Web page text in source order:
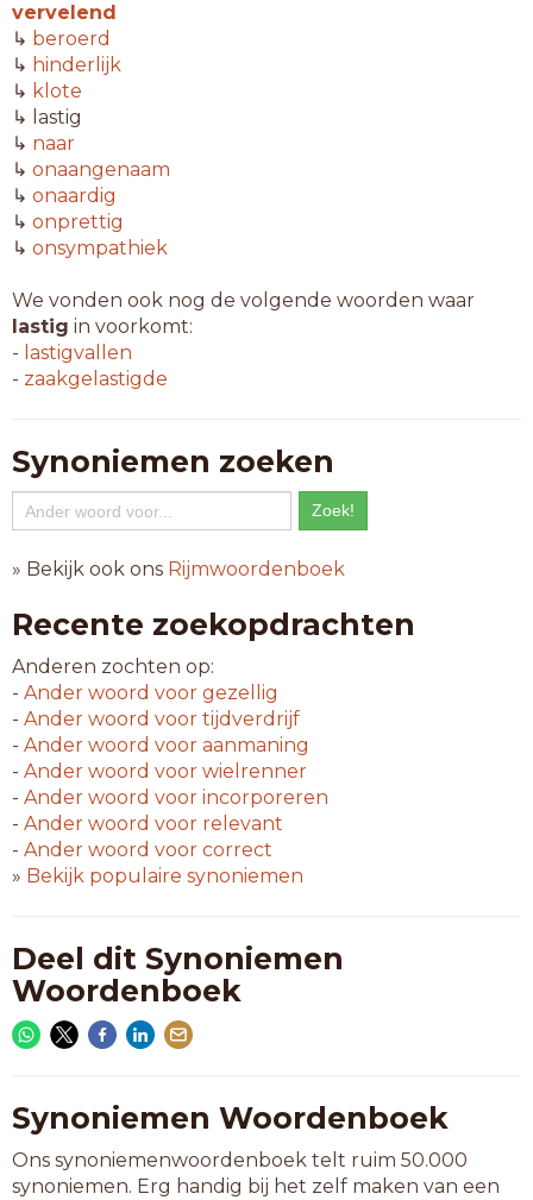
vervelend
↳ beroerd
↳ hinderlijk
↳ klote
↳ lastig
↳ naar
↳ onaangenaam
↳ onaardig
↳ onprettig
↳ onsympathiek
We vonden ook nog de volgende woorden waar
lastig in voorkomt:
- lastigvallen
- zaakgelastigde
Synoniemen zoeken
» Bekijk ook ons Rijmwoordenboek
Recente zoekopdrachten
Anderen zochten op:
- Ander woord voor gezellig
- Ander woord voor tijdverdrijf
- Ander woord voor aanmaning
- Ander woord voor wielrenner
- Ander woord voor incorporeren
- Ander woord voor relevant
- Ander woord voor correct
» Bekijk populaire synoniemen
Deel dit Synoniemen
Woordenboek
Synoniemen Woordenboek
Ons synoniemenwoordenboek telt ruim 50.000
synoniemen. Erg handig bij het zelf maken van een